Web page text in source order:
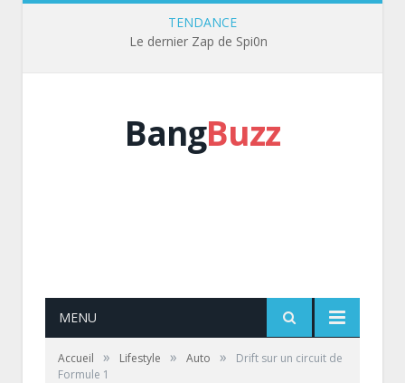
TENDANCE
Le dernier Zap de Spi0n
BangBuzz
MENU
Accueil » Lifestyle » Auto »
Drift sur un circuit de
Formule 1